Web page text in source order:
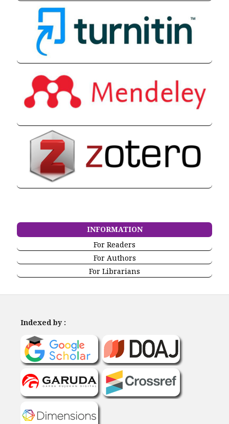
INFORMATION
For Readers
For Authors
For Librarians
Indexed by :